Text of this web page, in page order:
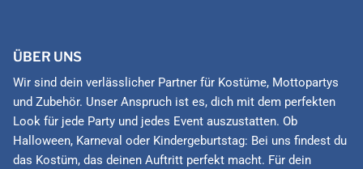
ÜBER UNS
Wir sind dein verlässlicher Partner für Kostüme, Mottopartys
und Zubehör. Unser Anspruch ist es, dich mit dem perfekten
Look für jede Party und jedes Event auszustatten. Ob
Halloween, Karneval oder Kindergeburtstag: Bei uns findest du
das Kostüm, das deinen Auftritt perfekt macht. Für dein